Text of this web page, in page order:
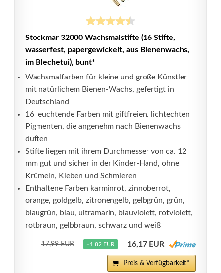
Stockmar 32000 Wachsmalstifte (16 Stifte,
wasserfest, papergewickelt, aus Bienenwachs,
im Blechetui), bunt*
Wachsmalfarben für kleine und große Künstler
mit natürlichem Bienen-Wachs, gefertigt in
Deutschland
16 leuchtende Farben mit giftfreien, lichtechten
Pigmenten, die angenehm nach Bienenwachs
duften
Stifte liegen mit ihrem Durchmesser von ca. 12
mm gut und sicher in der Kinder-Hand, ohne
Krümeln, Kleben und Schmieren
Enthaltene Farben karminrot, zinnoberrot,
orange, goldgelb, zitronengelb, gelbgrün, grün,
blaugrün, blau, ultramarin, blauviolett, rotviolett,
rotbraun, gelbbraun, schwarz und weiß
17,99 EUR −1,82 EUR 16,17 EUR
Preis & Verfügbarkeit*